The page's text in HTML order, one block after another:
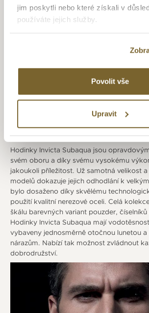
jim poskytli nebo které získali v
používáte jejich služby.
Povolit vše
Upravit
od švýcarského výrobce ETA. Prestižní
za design byla udělena hodinkám
2013, které o tři roky později prošly
firma klade důraz hlavně na preciznost
SUBAQUA
Hodinky Invicta Subaqua jsou
svém oboru a díky svému vysokému
jakoukoli příležitost. Už samotná velikost
modelů dokazuje jejich odhodlání k
bylo dosaženo díky skvělému
použití kvalitní nerezové oceli. Celá
škálu barevných variant pouzder, číselníků
Hodinky Invicta Subaqua mají
vybaveny jednosměrně otočnou lunetou
nárazům. Nabízí tak možnost zvládnout
dobrodružství.